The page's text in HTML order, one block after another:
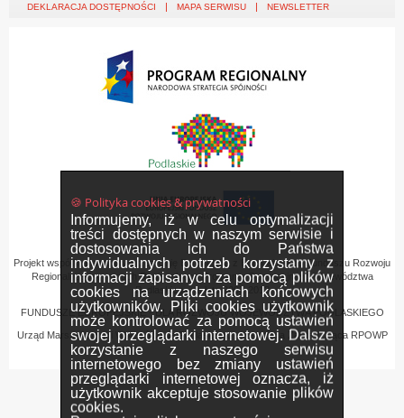
🍪 Polityka cookies & prywatności
Informujemy, iż w celu optymalizacji
treści dostępnych w naszym serwisie i
dostosowania ich do Państwa
indywidualnych potrzeb korzystamy z
informacji zapisanych za pomocą plików
cookies na urządzeniach końcowych
użytkowników. Pliki cookies użytkownik
może kontrolować za pomocą ustawień
swojej przeglądarki internetowej. Dalsze
korzystanie z naszego serwisu
internetowego bez zmiany ustawień
przeglądarki internetowej oznacza, iż
użytkownik akceptuje stosowanie plików
cookies.
DEKLARACJA DOSTĘPNOŚCI MAPA SERWISU NEWSLETTER
Projekt współfinansowany przez Unię Europejską z Europejskiego Funduszu Rozwoju
Regionalnego w ramach Regionalnego Programu Operacyjnego Województwa
Podlaskiego na lata 2007-2013
FUNDUSZE EUROPEJSKIE - DLA ROZWOJU WOJEWÓDZTWA PODLASKIEGO
Urząd Marszałkowski Województwa Podlaskiego – Instytucja Zarządzająca RPOWP